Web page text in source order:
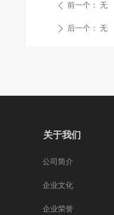
ꄴ 前一个： 无
ꄲ 后一个： 无
关于我们
公司简介
企业文化
企业荣誉